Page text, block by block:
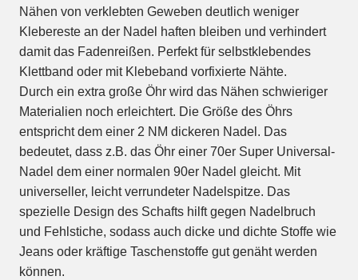
Nähen von verklebten Geweben deutlich weniger
Klebereste an der Nadel haften bleiben und verhindert
damit das Fadenreißen. Perfekt für selbstklebendes
Klettband oder mit Klebeband vorfixierte Nähte.
Durch ein extra große Öhr wird das Nähen schwieriger
Materialien noch erleichtert. Die Größe des Öhrs
entspricht dem einer 2 NM dickeren Nadel. Das
bedeutet, dass z.B. das Öhr einer 70er Super Universal-
Nadel dem einer normalen 90er Nadel gleicht. Mit
universeller, leicht verrundeter Nadelspitze. Das
spezielle Design des Schafts hilft gegen Nadelbruch
und Fehlstiche, sodass auch dicke und dichte Stoffe wie
Jeans oder kräftige Taschenstoffe gut genäht werden
können.